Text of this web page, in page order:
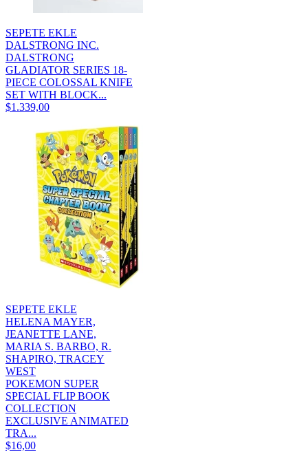
SEPETE EKLE
DALSTRONG INC.
DALSTRONG
GLADIATOR SERIES 18-
PIECE COLOSSAL KNIFE
SET WITH BLOCK...
$1.339,00
SEPETE EKLE
HELENA MAYER,
JEANETTE LANE,
MARIA S. BARBO, R.
SHAPIRO, TRACEY
WEST
POKEMON SUPER
SPECIAL FLIP BOOK
COLLECTION
EXCLUSIVE ANIMATED
TRA...
$16,00